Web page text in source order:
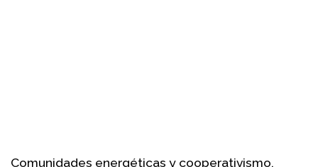
Comunidades energéticas y cooperativismo,